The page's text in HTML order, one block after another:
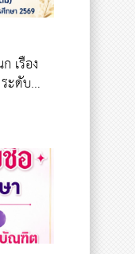
เรื่อง
ะดับ
การ